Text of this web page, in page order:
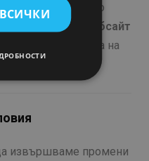
поръчка. 4.3 По
данни, нашият
Уебсайт
с плащанията на
извършваме промени
HUNGARIAN
SLOVAK
SLOVENIAN
POLISH
SPANISH